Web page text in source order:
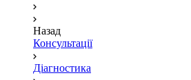
Назад
Консультації
Діагностика